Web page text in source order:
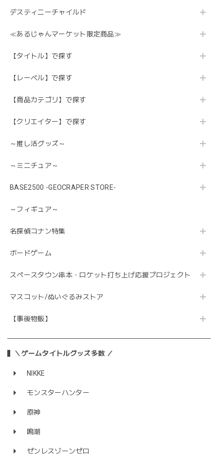
デスティニーチャイルド
≪あるじゃんマーケット限定商品≫
【タイトル】で探す
【レーベル】で探す
【商品カテゴリ】で探す
【クリエイター】で探す
～推し活グッズ～
～ミニチュア～
BASE2500 -GEOCRAPER STORE-
～フィギュア～
名探偵コナン特集
ボードゲーム
スペースタウン串本・ロケット打ち上げ応援プロジェクト
マスコット/ぬいぐるみストア
【事後物販】
＼ゲームタイトルグッズ多数 ／
NIKKE
モンスターハンター
原神
鳴潮
ゼンレスゾーンゼロ